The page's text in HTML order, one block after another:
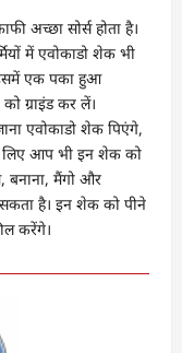
अच्छा सोर्स होता है।
में एवोकाडो शेक भी
एक पका हुआ
ग्राइंड कर लें।
एवोकाडो शेक पिएंगे,
लिए आप भी इन शेक को
बनाना, मैंगो और
है। इन शेक को पीने
करेंगे।